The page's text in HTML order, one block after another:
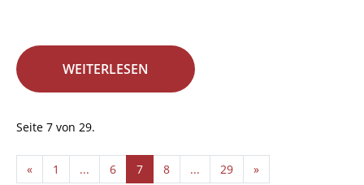
WEITERLESEN
Seite 7 von 29.
« 1 ... 6 7 8 ... 29 »